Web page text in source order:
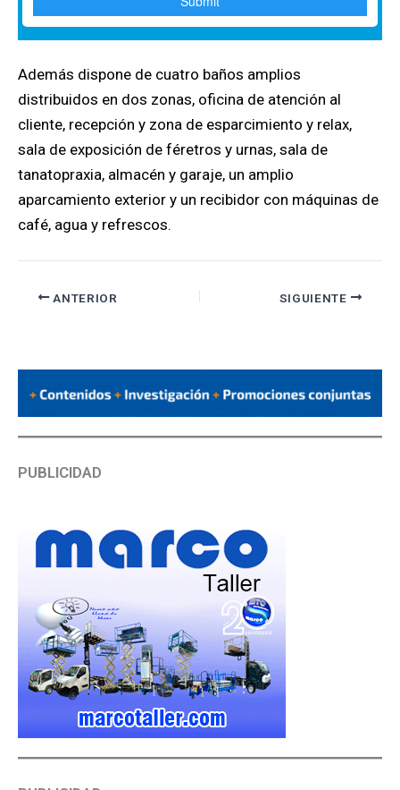
Además dispone de cuatro baños amplios
distribuidos en dos zonas, oficina de atención al
cliente, recepción y zona de esparcimiento y relax,
sala de exposición de féretros y urnas, sala de
tanatopraxia, almacén y garaje, un amplio
aparcamiento exterior y un recibidor con máquinas de
café, agua y refrescos.
ANTERIOR SIGUIENTE
PUBLICIDAD